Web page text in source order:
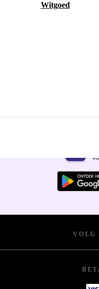
Witgoed
VOLG